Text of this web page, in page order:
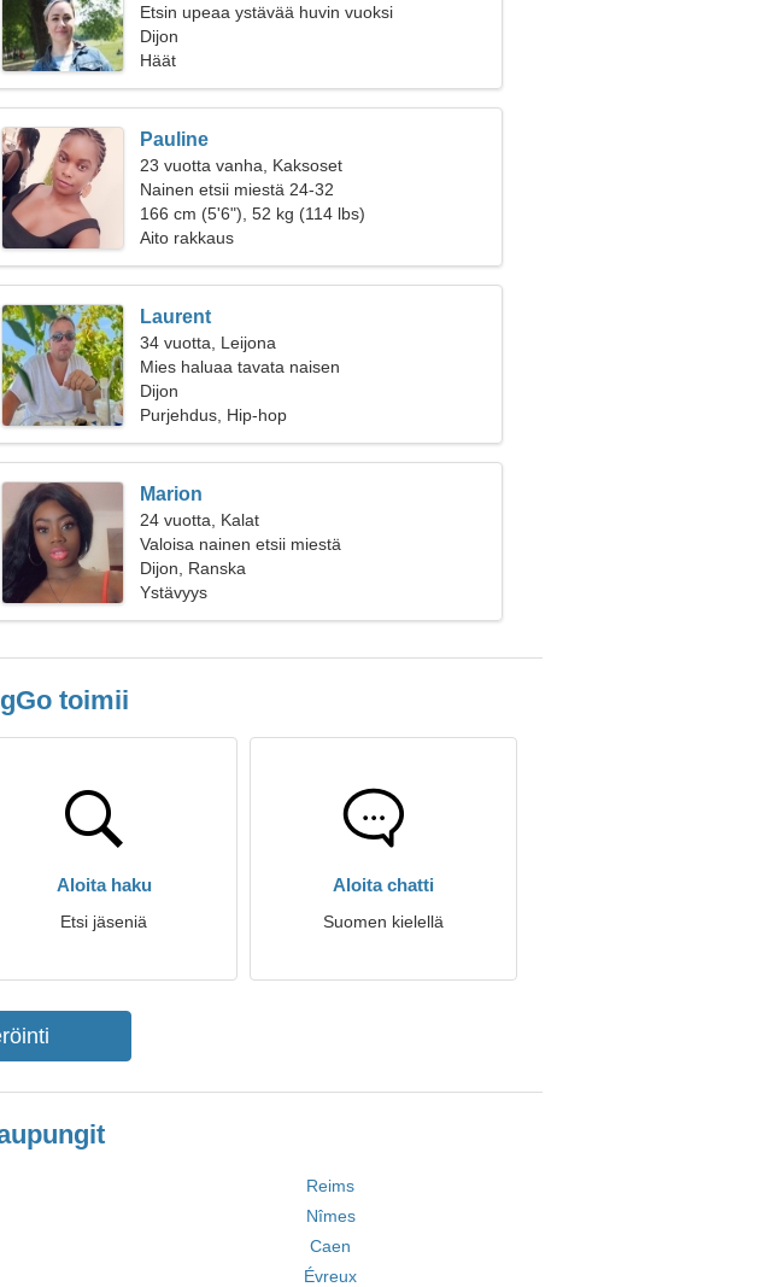
Etsin upeaa ystävää huvin vuoksi
Dijon
Häät
Pauline
23 vuotta vanha, Kaksoset
Nainen etsii miestä 24-32
166 cm (5'6"), 52 kg (114 lbs)
Aito rakkaus
Laurent
34 vuotta, Leijona
Mies haluaa tavata naisen
Dijon
Purjehdus, Hip-hop
Marion
24 vuotta, Kalat
Valoisa nainen etsii miestä
Dijon, Ranska
Ystävyys
toimii
Aloita haku
Etsi jäseniä
Aloita chatti
Suomen kielellä
Reims
Nîmes
Caen
Évreux